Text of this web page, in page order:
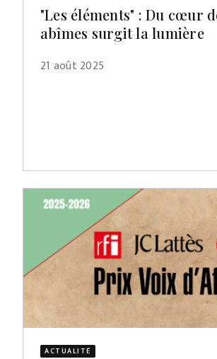
"Les éléments" : Du cœur
abîmes surgit la lumière
21 août 2025
ACTUALITÉ